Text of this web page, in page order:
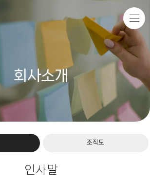
회사소개
조직도
인사말